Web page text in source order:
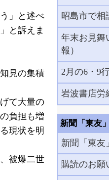
」と述べ
と訴えま
見の集積
て大量の
負担も増
現状を明
被爆二世
昭島市で相
年末お見舞
報）
2月の6・9
岩波書店労
新聞「東友」
新聞「東友
購読のお願